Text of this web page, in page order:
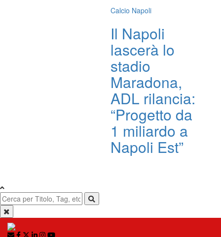
Calcio Napoli
Il Napoli
lascerà lo
stadio
Maradona,
ADL rilancia:
“Progetto da
1 miliardo a
Napoli Est”